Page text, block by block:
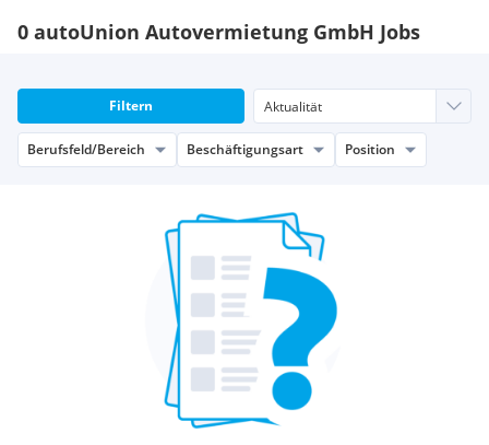
0 autoUnion Autovermietung GmbH Jobs
Filtern
Berufsfeld/Bereich Beschäftigungsart Position